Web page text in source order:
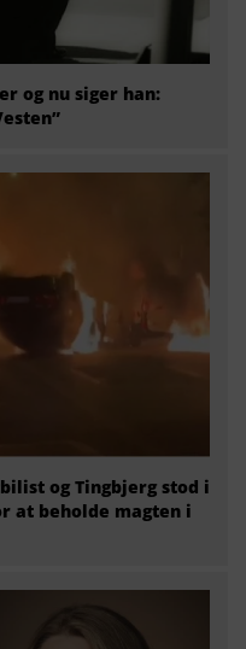
og nu siger han:
og Tingbjerg stod i
at beholde magten i